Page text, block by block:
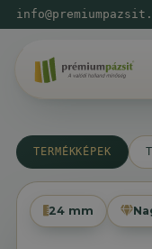
TERMÉKKÉPEK
24 mm